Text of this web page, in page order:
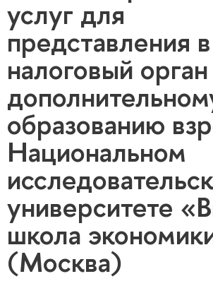
услуг для
представления в
налоговый
образованию
Национальном
университете
школа
(Москва)